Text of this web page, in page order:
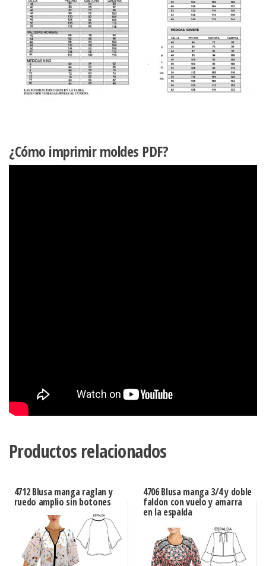
¿Cómo imprimir moldes PDF?
Productos relacionados
4712 Blusa manga raglan y
ruedo amplio sin botones
4706 Blusa manga 3/4 y doble
faldon con vuelo y amarra
en la espalda